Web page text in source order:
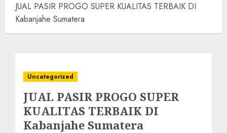
JUAL PASIR PROGO SUPER KUALITAS TERBAIK DI
Kabanjahe Sumatera
Uncategorized
JUAL PASIR PROGO SUPER
KUALITAS TERBAIK DI
Kabanjahe Sumatera